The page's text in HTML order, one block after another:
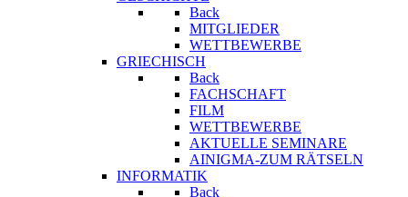
Back
MITGLIEDER
WETTBEWERBE
GRIECHISCH
Back
FACHSCHAFT
FILM
WETTBEWERBE
AKTUELLE SEMINARE
AINIGMA-ZUM RÄTSELN
INFORMATIK
Back